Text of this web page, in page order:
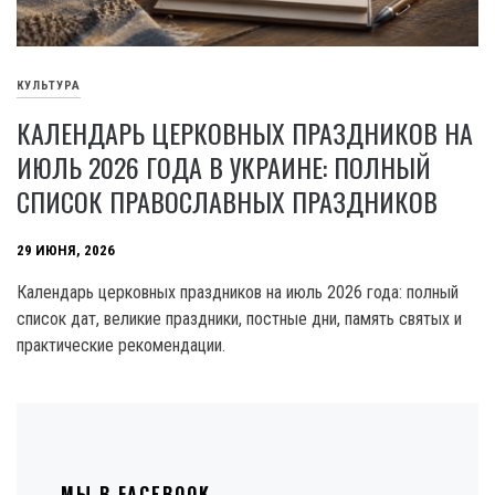
КУЛЬТУРА
КАЛЕНДАРЬ ЦЕРКОВНЫХ ПРАЗДНИКОВ НА
ИЮЛЬ 2026 ГОДА В УКРАИНЕ: ПОЛНЫЙ
СПИСОК ПРАВОСЛАВНЫХ ПРАЗДНИКОВ
29 ИЮНЯ, 2026
Календарь церковных праздников на июль 2026 года: полный
список дат, великие праздники, постные дни, память святых и
практические рекомендации.